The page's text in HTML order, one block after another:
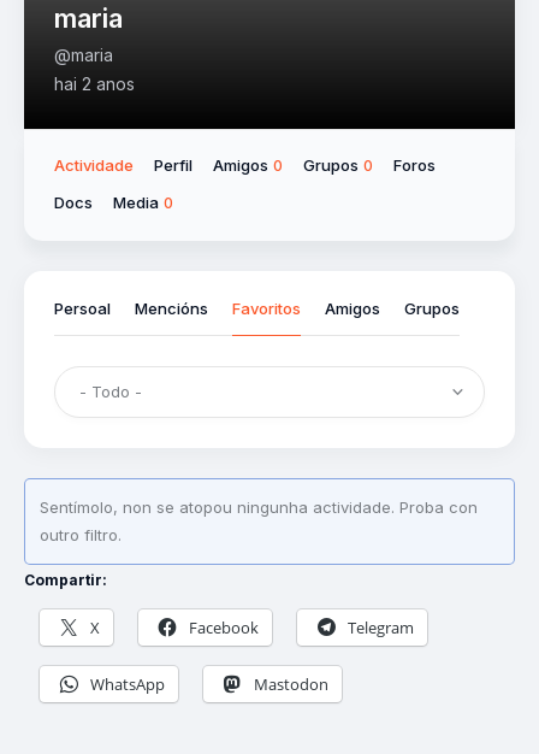
maria
@maria
hai 2 anos
Actividade Perfil Amigos 0 Grupos 0
Foros
Docs
Media 0
Persoal Mencións Favoritos Amigos Grupos
Sentímolo, non se atopou ningunha actividade. Proba con
outro filtro.
Compartir:
X Facebook Telegram
WhatsApp Mastodon